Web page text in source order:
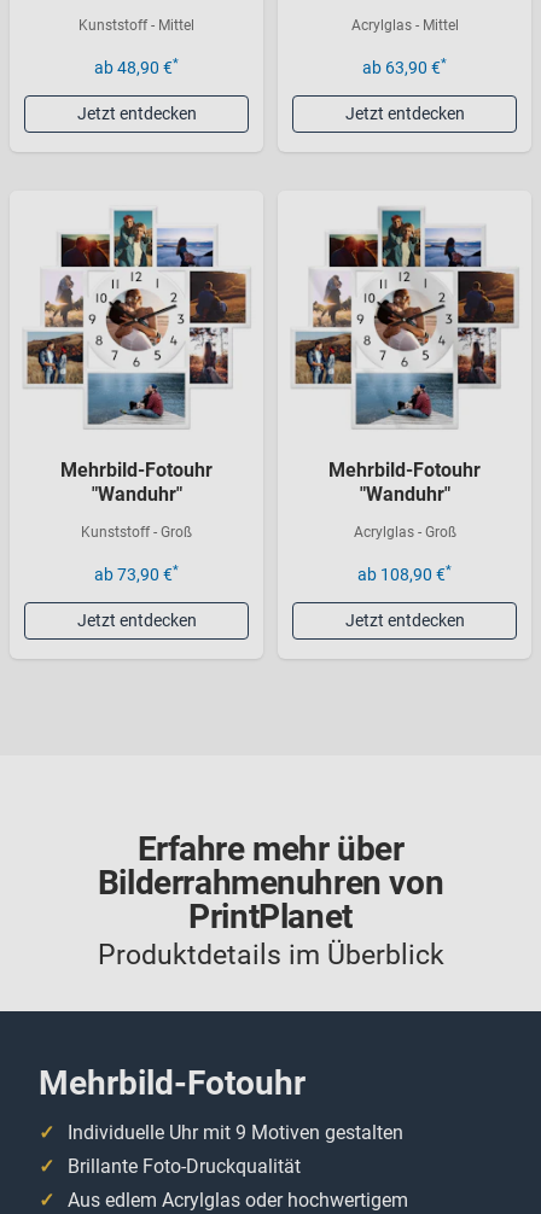
Kunststoff - Mittel
ab 48,90 €*
Jetzt entdecken
Acrylglas - Mittel
ab 63,90 €*
Jetzt entdecken
Mehrbild-Fotouhr
"Wanduhr"
Kunststoff - Groß
ab 73,90 €*
Jetzt entdecken
Mehrbild-Fotouhr
"Wanduhr"
Acrylglas - Groß
ab 108,90 €*
Jetzt entdecken
Erfahre mehr über
Bilderrahmenuhren von
PrintPlanet
Produktdetails im Überblick
Mehrbild-Fotouhr
Individuelle Uhr mit 9 Motiven gestalten
Brillante Foto-Druckqualität
Aus edlem Acrylglas oder hochwertigem